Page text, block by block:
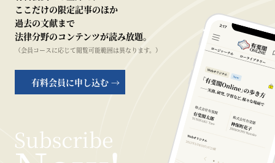
ここだけの限定記事のほか
過去の文献まで
法律分野のコンテンツが読み放題。
（会員コースに応じて閲覧可能範囲は異なります。）
有料会員に申し込む →